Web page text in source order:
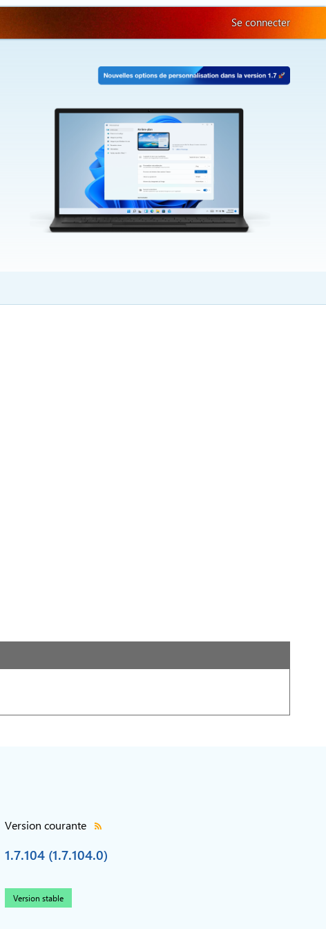
Se connecter
Version courante
1.7.104 (1.7.104.0)
Version stable